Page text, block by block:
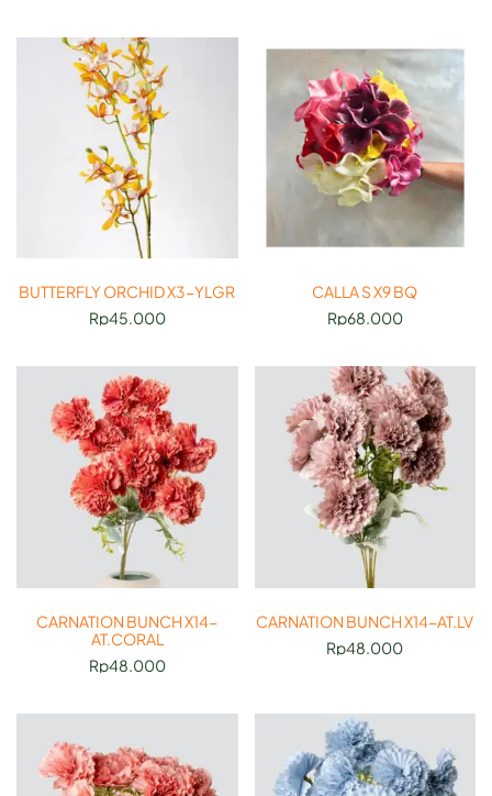
BUTTERFLY ORCHID X3-YLGR
Rp45.000
CALLA S X9 BQ
Rp68.000
CARNATION BUNCH X14-
AT.CORAL
Rp48.000
CARNATION BUNCH X14-AT.LV
Rp48.000